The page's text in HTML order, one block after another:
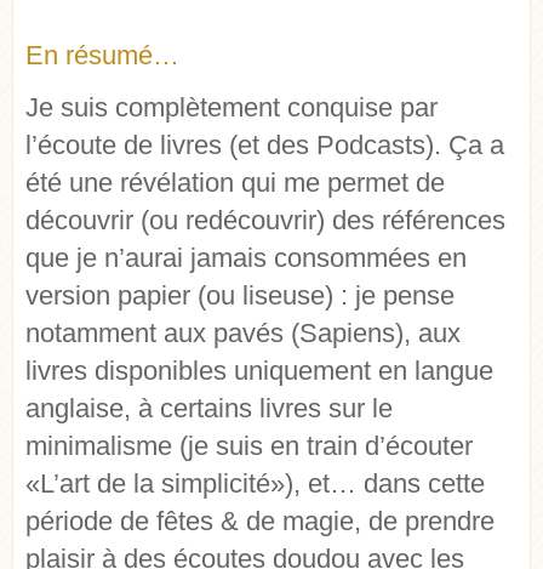
En résumé…
Je suis complètement conquise par
l’écoute de livres (et des Podcasts). Ça a
été une révélation qui me permet de
découvrir (ou redécouvrir) des références
que je n’aurai jamais consommées en
version papier (ou liseuse) : je pense
notamment aux pavés (Sapiens), aux
livres disponibles uniquement en langue
anglaise, à certains livres sur le
minimalisme (je suis en train d’écouter
«L’art de la simplicité»), et… dans cette
période de fêtes & de magie, de prendre
plaisir à des écoutes doudou avec les